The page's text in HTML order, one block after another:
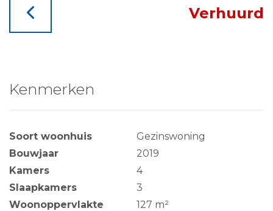
Verhuurd
Kenmerken
Soort woonhuis
Gezinswoning
Bouwjaar
2019
Kamers
4
Slaapkamers
3
Woonoppervlakte
127 m²